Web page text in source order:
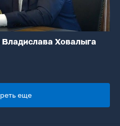
Владислава Ховалыга
еще